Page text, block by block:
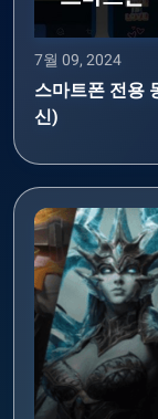
7월 09, 2024
스마트폰 전용
신)